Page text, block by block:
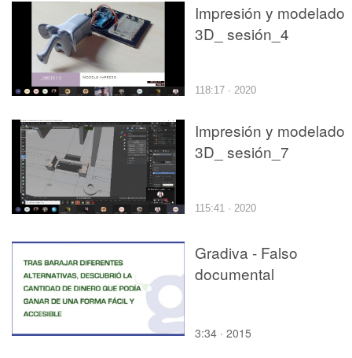
Impresión y modelado
3D_ sesión_4
118:17 · 2020
Impresión y modelado
3D_ sesión_7
115:41 · 2020
Gradiva - Falso
documental
3:34 · 2015